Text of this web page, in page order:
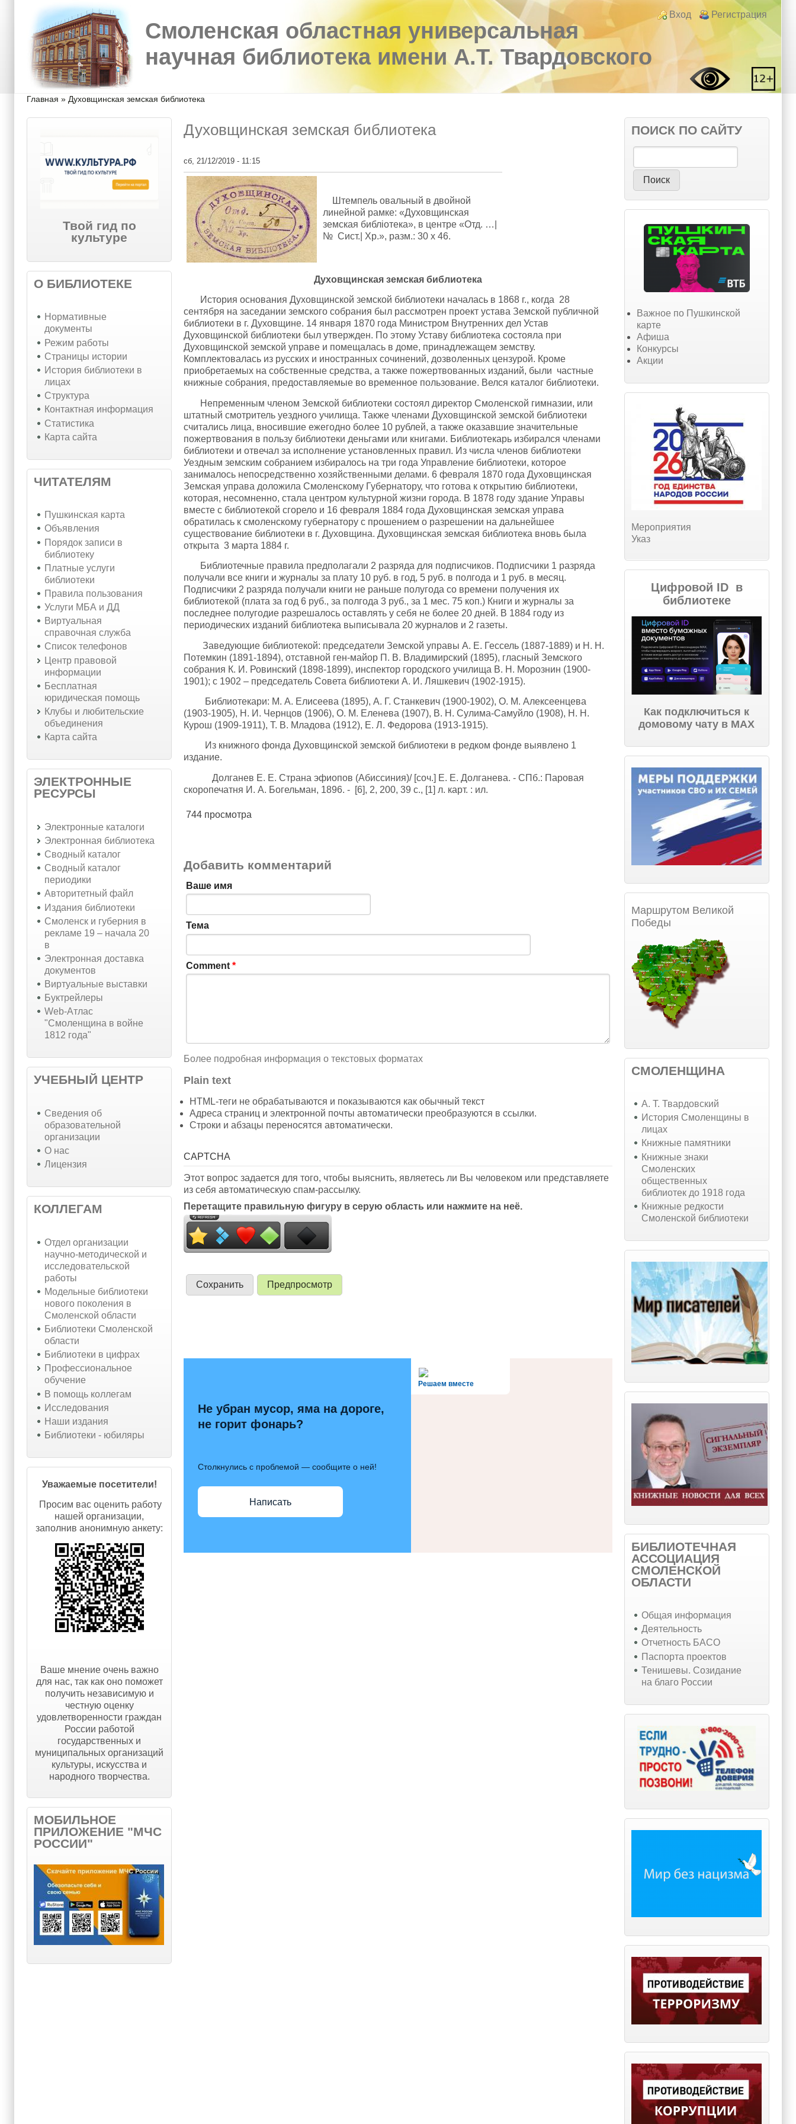
Перейти к основному содержанию
Skip to search
Login links
Вход Регистрация
Смоленская областная универсальная
научная библиотека имени А.Т. Твардовского
Вы здесь
Главная » Духовщинская земская библиотека
Твой гид по
культуре
О БИБЛИОТЕКЕ
Нормативные
документы
Режим работы
Страницы истории
История библиотеки в
лицах
Структура
Контактная информация
Статистика
Карта сайта
ЧИТАТЕЛЯМ
Пушкинская карта
Объявления
Порядок записи в
библиотеку
Платные услуги
библиотеки
Правила пользования
Услуги МБА и ДД
Виртуальная
справочная служба
Список телефонов
Центр правовой
информации
Бесплатная
юридическая помощь
Клубы и любительские
объединения
Карта сайта
ЭЛЕКТРОННЫЕ
РЕСУРСЫ
Электронные каталоги
Электронная библиотека
Сводный каталог
Сводный каталог
периодики
Авторитетный файл
Издания библиотеки
Смоленск и губерния в
рекламе 19 – начала 20
в
Электронная доставка
документов
Виртуальные выставки
Буктрейлеры
Web-Атлас
"Смоленщина в войне
1812 года"
УЧЕБНЫЙ ЦЕНТР
Cведения об
образовательной
организации
О нас
Лицензия
КОЛЛЕГАМ
Отдел организации
научно-методической и
исследовательской
работы
Модельные библиотеки
нового поколения в
Смоленской области
Библиотеки Смоленской
области
Библиотеки в цифрах
Профессиональное
обучение
В помощь коллегам
Исследования
Наши издания
Библиотеки - юбиляры
Уважаемые посетители!
Просим вас оценить работу
нашей организации,
заполнив анонимную анкету:
Ваше мнение очень важно
для нас, так как оно поможет
получить независимую и
честную оценку
удовлетворенности граждан
России работой
государственных и
муниципальных организаций
культуры, искусства и
народного творчества.
МОБИЛЬНОЕ
ПРИЛОЖЕНИЕ "МЧС
РОССИИ"
Духовщинская земская библиотека
сб, 21/12/2019 - 11:15
Штемпель овальный в двойной
линейной рамке: «Духовщинская
земская библiотека», в центре «Отд. …|
№ Сист.| Хр.», разм.: 30 х 46.
Духовщинская земская библиотека
История основания Духовщинской земской библиотеки началась в 1868 г., когда 28
сентября на заседании земского собрания был рассмотрен проект устава Земской публичной
библиотеки в г. Духовщине. 14 января 1870 года Министром Внутренних дел Устав
Духовщинской библиотеки был утвержден. По этому Уставу библиотека состояла при
Духовщинской земской управе и помещалась в доме, принадлежащем земству.
Комплектовалась из русских и иностранных сочинений, дозволенных цензурой. Кроме
приобретаемых на собственные средства, а также пожертвованных изданий, были частные
книжные собрания, предоставляемые во временное пользование. Велся каталог библиотеки.
Непременным членом Земской библиотеки состоял директор Смоленской гимназии, или
штатный смотритель уездного училища. Также членами Духовщинской земской библиотеки
считались лица, вносившие ежегодно более 10 рублей, а также оказавшие значительные
пожертвования в пользу библиотеки деньгами или книгами. Библиотекарь избирался членами
библиотеки и отвечал за исполнение установленных правил. Из числа членов библиотеки
Уездным земским собранием избиралось на три года Управление библиотеки, которое
занималось непосредственно хозяйственными делами. 6 февраля 1870 года Духовщинская
Земская управа доложила Смоленскому Губернатору, что готова к открытию библиотеки,
которая, несомненно, стала центром культурной жизни города. В 1878 году здание Управы
вместе с библиотекой сгорело и 16 февраля 1884 года Духовщинская земская управа
обратилась к смоленскому губернатору с прошением о разрешении на дальнейшее
существование библиотеки в г. Духовщина. Духовщинская земская библиотека вновь была
открыта 3 марта 1884 г.
Библиотечные правила предполагали 2 разряда для подписчиков. Подписчики 1 разряда
получали все книги и журналы за плату 10 руб. в год, 5 руб. в полгода и 1 руб. в месяц.
Подписчики 2 разряда получали книги не раньше полугода со времени получения их
библиотекой (плата за год 6 руб., за полгода 3 руб., за 1 мес. 75 коп.) Книги и журналы за
последнее полугодие разрешалось оставлять у себя не более 20 дней. В 1884 году из
периодических изданий библиотека выписывала 20 журналов и 2 газеты.
Заведующие библиотекой: председатели Земской управы А. Е. Гессель (1887-1889) и Н. Н.
Потемкин (1891-1894), отставной ген-майор П. В. Владимирский (1895), гласный Земского
собрания К. И. Ровинский (1898-1899), инспектор городского училища В. Н. Морознин (1900-
1901); с 1902 – председатель Совета библиотеки А. И. Ляшкевич (1902-1915).
Библиотекари: М. А. Елисеева (1895), А. Г. Станкевич (1900-1902), О. М. Алексеенцева
(1903-1905), Н. И. Чернцов (1906), О. М. Еленева (1907), В. Н. Сулима-Самуйло (1908), Н. Н.
Курош (1909-1911), Т. В. Младова (1912), Е. Л. Федорова (1913-1915).
Из книжного фонда Духовщинской земской библиотеки в редком фонде выявлено 1
издание.
Долганев Е. Е. Страна эфиопов (Абиссиния)/ [соч.] Е. Е. Долганева. - СПб.: Паровая
скоропечатня И. А. Богельман, 1896. - [6], 2, 200, 39 с., [1] л. карт. : ил.
744 просмотра
Добавить комментарий
Ваше имя
Тема
Comment *
Более подробная информация о текстовых форматах
Plain text
HTML-теги не обрабатываются и показываются как обычный текст
Адреса страниц и электронной почты автоматически преобразуются в ссылки.
Строки и абзацы переносятся автоматически.
CAPTCHA
Этот вопрос задается для того, чтобы выяснить, являетесь ли Вы человеком или представляете
из себя автоматическую спам-рассылку.
Перетащите правильную фигуру в серую область или нажмите на неё.
alt='Госуслуги' />
Решаем вместе
Не убран мусор, яма на дороге,
не горит фонарь?
Столкнулись с проблемой — сообщите о ней!
Написать
ПОИСК ПО САЙТУ
Важное по Пушкинской
карте
Афиша
Конкурсы
Акции
Мероприятия
Указ
Цифровой ID в
библиотеке
Как подключиться к
домовому чату в МАХ
Маршрутом Великой
Победы
СМОЛЕНЩИНА
А. Т. Твардовский
История Смоленщины в
лицах
Книжные памятники
Книжные знаки
Смоленских
общественных
библиотек до 1918 года
Книжные редкости
Смоленской библиотеки
БИБЛИОТЕЧНАЯ
АССОЦИАЦИЯ
СМОЛЕНСКОЙ
ОБЛАСТИ
Общая информация
Деятельность
Отчетность БАСО
Паспорта проектов
Тенишевы. Созидание
на благо России